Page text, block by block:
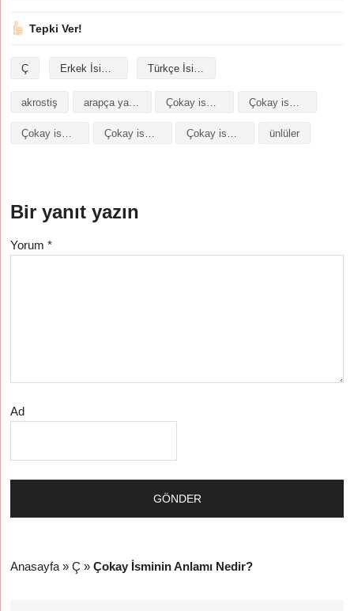
Tepki Ver!
Ç Erkek İsimleri Türkçe İsimler
akrostiş arapça yazılışı
Çokay isminin baş harfleriyle şiir Çokay isminin kökeni Çokay isminin numerolojisi ünlüler
Bir yanıt yazın
Yorum*
Ad
Anasayfa »Ç »Çokay İsminin Anlamı Nedir?